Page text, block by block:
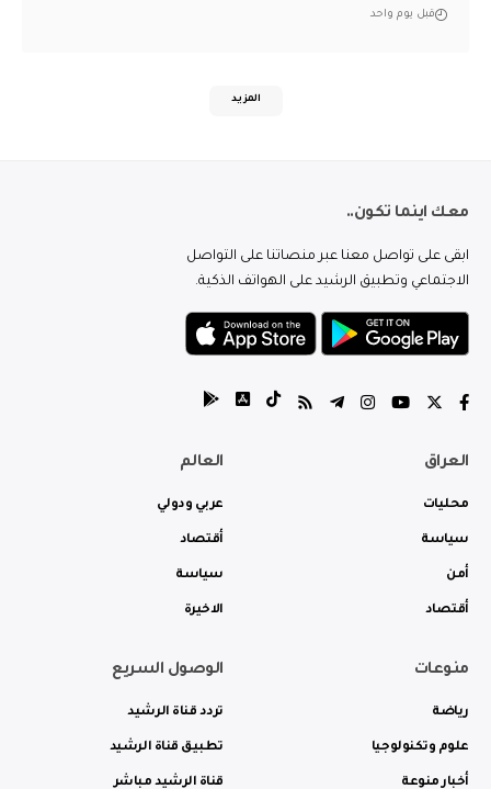
قبل يوم واحد
المزيد
معك اينما تكون..
ابقى على تواصل معنا عبر منصاتنا على التواصل
الاجتماعي وتطبيق الرشيد على الهواتف الذكية.
العراق
محليات
سياسة
أمن
أقتصاد
العالم
عربي ودولي
أقتصاد
سياسة
الاخيرة
منوعات
رياضة
علوم وتكنولوجيا
أخبار منوعة
الوصول السريع
تردد قناة الرشيد
تطبيق قناة الرشيد
قناة الرشيد مباشر